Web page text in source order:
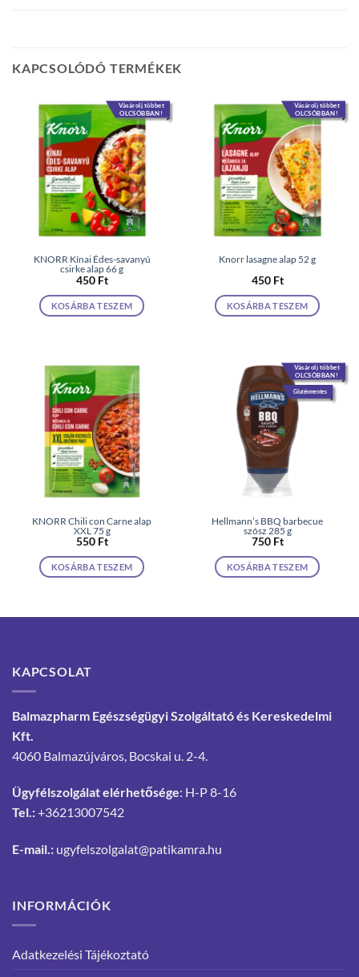
KAPCSOLÓDÓ TERMÉKEK
Vásárolj többet
OLCSÓBBAN!
KNORR Kínai Édes-savanyú
csirke alap 66 g
450 Ft
KOSÁRBA TESZEM
Vásárolj többet
OLCSÓBBAN!
Knorr lasagne alap 52 g
450 Ft
KOSÁRBA TESZEM
KNORR Chili con Carne alap
XXL 75 g
550 Ft
KOSÁRBA TESZEM
Vásárolj többet
OLCSÓBBAN!
Gluténmentes
Hellmann’s BBQ barbecue
szósz 285 g
750 Ft
KOSÁRBA TESZEM
KAPCSOLAT
Balmazpharm Egészségügyi Szolgáltató és Kereskedelmi
Kft.
4060 Balmazújváros, Bocskai u. 2-4.
Ügyfélszolgálat elérhetősége: H-P 8-16
Tel.:+36213007542
E-mail.: ugyfelszolgalat@patikamra.hu
INFORMÁCIÓK
Adatkezelési Tájékoztató